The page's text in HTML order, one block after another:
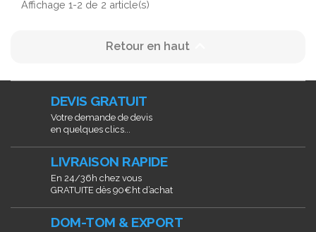
Affichage 1-2 de 2 article(s)
Retour en haut
DEVIS GRATUIT
Votre demande de devis
en quelques clics...
LIVRAISON RAPIDE
En 24/36h chez vous
GRATUITE dès 90€ht d’achat
DOM-TOM & EXPORT